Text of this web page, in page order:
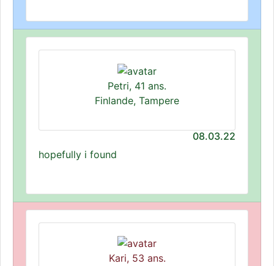
Petri, 41 ans.
Finlande, Tampere
08.03.22
hopefully i found
Kari, 53 ans.